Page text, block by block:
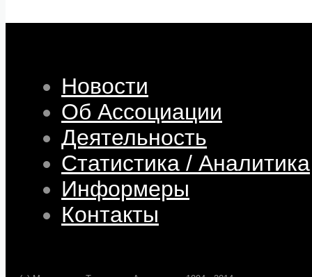
Новости
Об Ассоциации
Деятельность
Статистика / Аналитика
Информеры
Контакты